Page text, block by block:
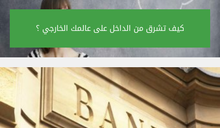
كيف تشرق من الداخل على عالمك الخارجي ؟‎